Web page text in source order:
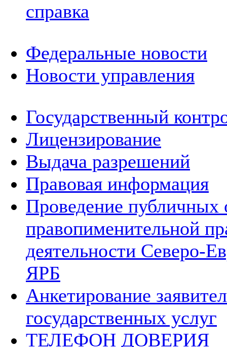
справка
Федеральные новости
Новости управления
Государственный
Лицензирование
Выдача разрешений
Правовая информация
Проведение публичных
правопименительной
деятельности Северо-
ЯРБ
Анкетирование
государственных услуг
ТЕЛЕФОН ДОВЕРИЯ